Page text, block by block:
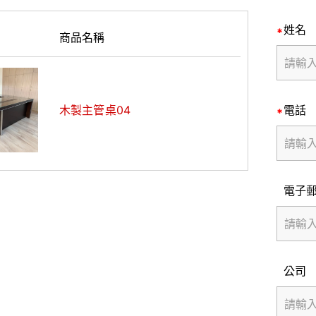
商品名稱
木製主管桌04
姓名
電話
電子
公司